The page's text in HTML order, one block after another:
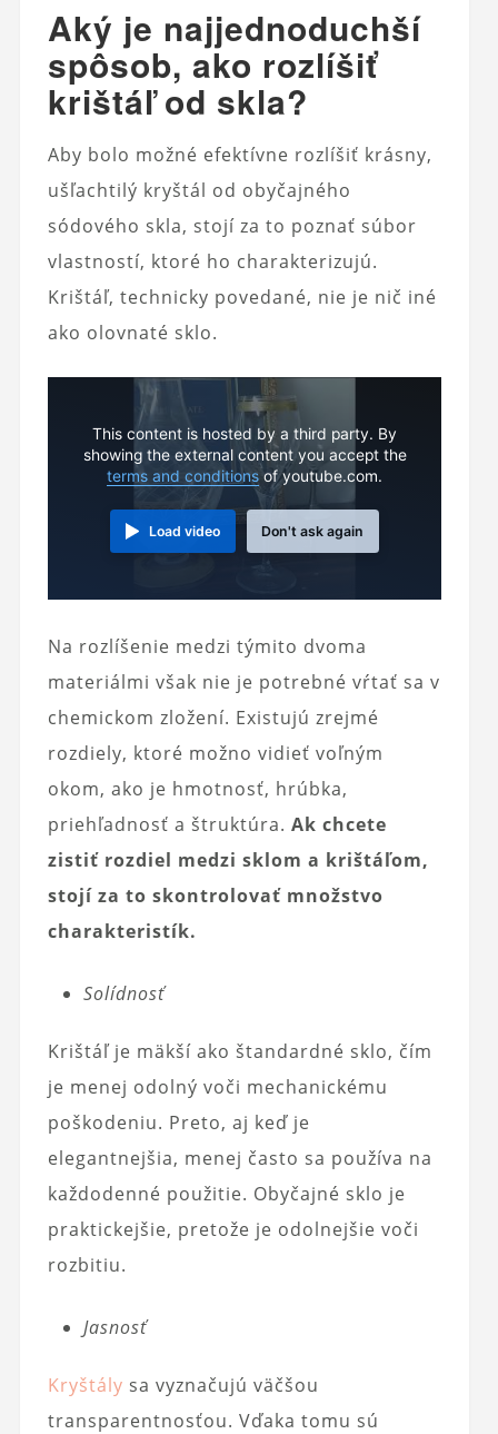
Aký je najjednoduchší
spôsob, ako rozlíšiť
krištáľ od skla?
Aby bolo možné efektívne rozlíšiť krásny,
ušľachtilý kryštál od obyčajného
sódového skla, stojí za to poznať súbor
vlastností, ktoré ho charakterizujú.
Krištáľ, technicky povedané, nie je nič iné
ako olovnaté sklo.
This content is hosted by a third party. By
showing the external content you accept the
terms and conditions of youtube.com.
Load video Don't ask again
Na rozlíšenie medzi týmito dvoma
materiálmi však nie je potrebné vŕtať sa v
chemickom zložení. Existujú zrejmé
rozdiely, ktoré možno vidieť voľným
okom, ako je hmotnosť, hrúbka,
priehľadnosť a štruktúra. Ak chcete
zistiť rozdiel medzi sklom a krištáľom,
stojí za to skontrolovať množstvo
charakteristík.
Solídnosť
Krištáľ je mäkší ako štandardné sklo, čím
je menej odolný voči mechanickému
poškodeniu. Preto, aj keď je
elegantnejšia, menej často sa používa na
každodenné použitie. Obyčajné sklo je
praktickejšie, pretože je odolnejšie voči
rozbitiu.
Jasnosť
Kryštály sa vyznačujú väčšou
transparentnosťou. Vďaka tomu sú